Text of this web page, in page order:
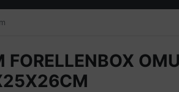
FORELLENBOX